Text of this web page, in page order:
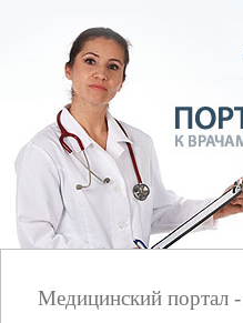
Медицинский портал